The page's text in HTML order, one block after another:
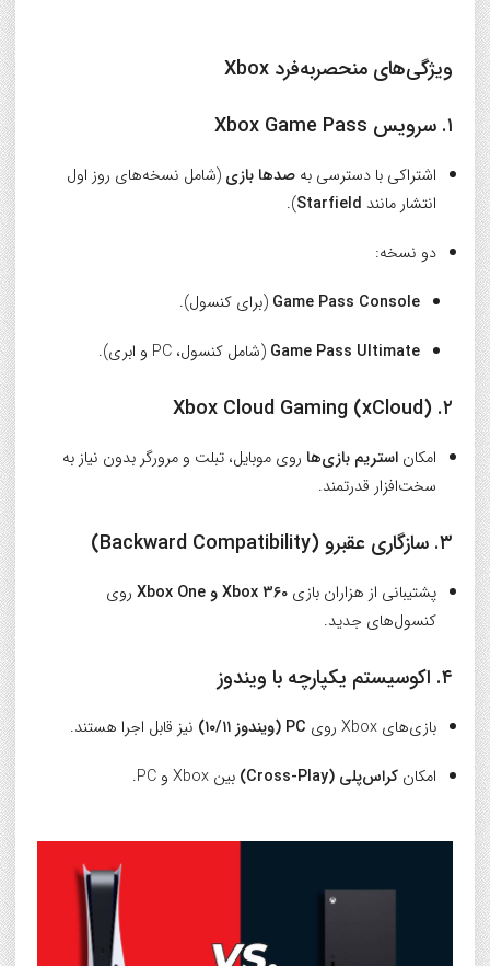
ویژگی‌های منحصربه‌فرد Xbox
۱. سرویس Xbox Game Pass
اشتراکی با دسترسی به صدها بازی (شامل نسخه‌های روز اول
انتشار مانند Starfield
).
دو نسخه:
Game Pass Console (برای کنسول).
Game Pass Ultimate (شامل کنسول، PC و ابری).
۲. Xbox Cloud Gaming (xCloud)
امکان استریم بازی‌ها روی موبایل، تبلت و مرورگر بدون نیاز به
سخت‌افزار قدرتمند.
۳. سازگاری عقبرو (Backward Compatibility)
پشتیبانی از هزاران بازی Xbox 360 و Xbox One
روی
کنسول‌های جدید.
۴. اکوسیستم یکپارچه با ویندوز
بازی‌های Xbox روی PC (ویندوز ۱۰/۱۱)
نیز قابل اجرا هستند.
امکان کراس‌پلی (Cross-Play) بین Xbox و PC.